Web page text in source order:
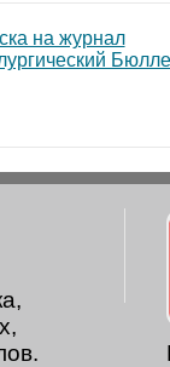
на журнал